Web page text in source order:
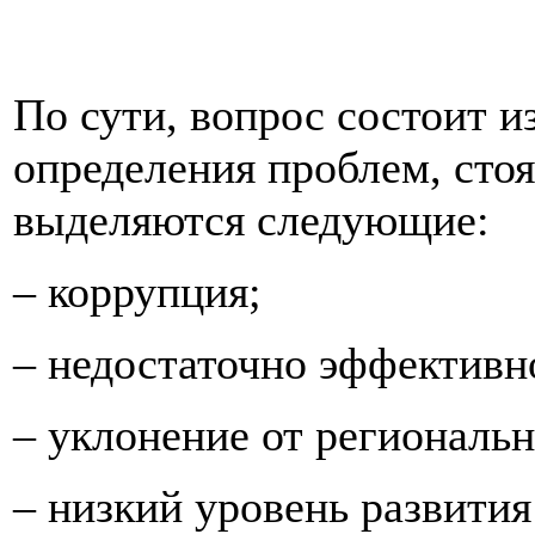
По сути, вопрос состоит
определения проблем,
выделяются следующие:
– коррупция;
– недостаточно
– уклонение от
– низкий уровень